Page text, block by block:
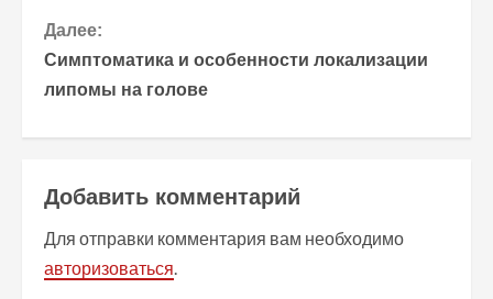
о
л
т
ь
Далее:
Симптоматика и особенности локализации
липомы на голове
Добавить комментарий
Для отправки комментария вам необходимо
авторизоваться.